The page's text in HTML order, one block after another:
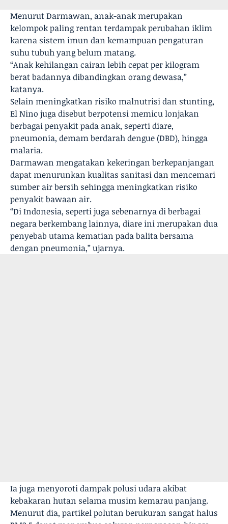
Menurut Darmawan, anak-anak merupakan
kelompok paling rentan terdampak perubahan iklim
karena sistem imun dan kemampuan pengaturan
suhu tubuh yang belum matang.
“Anak kehilangan cairan lebih cepat per kilogram
berat badannya dibandingkan orang dewasa,”
katanya.
Selain meningkatkan risiko malnutrisi dan stunting,
El Nino juga disebut berpotensi memicu lonjakan
berbagai penyakit pada anak, seperti diare,
pneumonia, demam berdarah dengue (DBD), hingga
malaria.
Darmawan mengatakan kekeringan berkepanjangan
dapat menurunkan kualitas sanitasi dan mencemari
sumber air bersih sehingga meningkatkan risiko
penyakit bawaan air.
“Di Indonesia, seperti juga sebenarnya di berbagai
negara berkembang lainnya, diare ini merupakan dua
penyebab utama kematian pada balita bersama
dengan pneumonia,” ujarnya.
Ia juga menyoroti dampak polusi udara akibat
kebakaran hutan selama musim kemarau panjang.
Menurut dia, partikel polutan berukuran sangat halus